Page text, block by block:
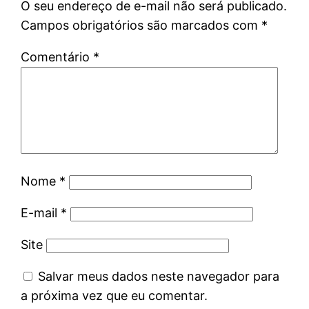
O seu endereço de e-mail não será publicado.
Campos obrigatórios são marcados com *
Comentário *
Nome *
E-mail *
Site
Salvar meus dados neste navegador para
a próxima vez que eu comentar.